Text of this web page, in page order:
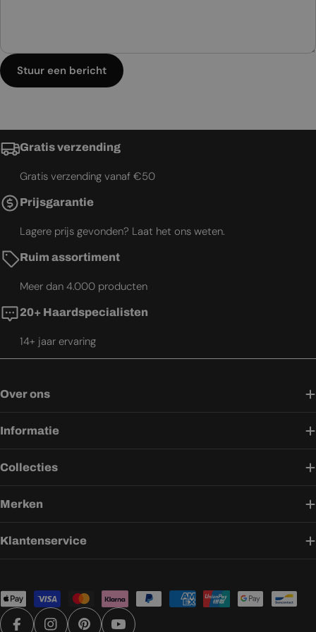
Stuur een bericht
Gratis verzending
Gratis verzending vanaf €50
Prijsgarantie
Lagere prijs gevonden? Laat het ons weten.
Ruim assortiment
Meer dan 4.000 producten
20+ Haardspecialisten
14+ jaar ervaring
Over ons
Informatie
Collecties
Merken
Klantenservice
Betaalmethoden